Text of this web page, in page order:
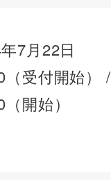
7月22日
（受付開始） /
開始）